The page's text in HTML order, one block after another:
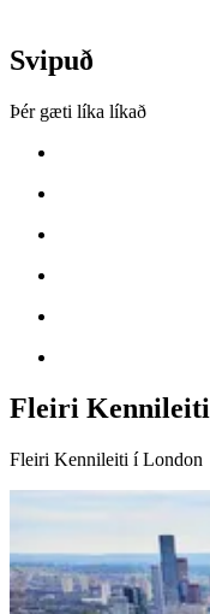
Svipuð
Þér gæti líka líkað
Fleiri Kennileiti
Fleiri Kennileiti í London